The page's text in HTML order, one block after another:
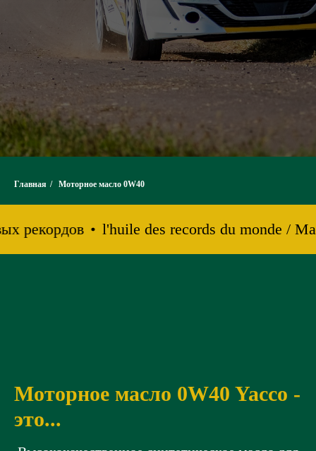
Главная / Моторное масло 0W40
рекордов l'huile des records du monde /
Моторное масло 0W40 Yacco -
это...